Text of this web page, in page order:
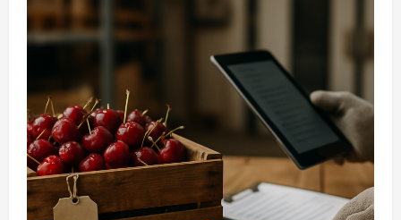
Kooperation
für
Großhandel
Import